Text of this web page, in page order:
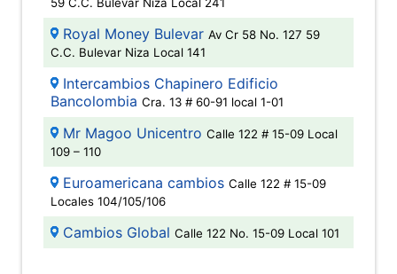
Royal Money Bulevar Av Cr 58 No. 127 59
C.C. Bulevar Niza Local 141
Intercambios Chapinero Edificio
Bancolombia Cra. 13 # 60-91 local 1-01
Mr Magoo Unicentro Calle 122 # 15-09 Local
109 – 110
Euroamericana cambios Calle 122 # 15-09
Locales 104/105/106
Cambios Global Calle 122 No. 15-09 Local 101